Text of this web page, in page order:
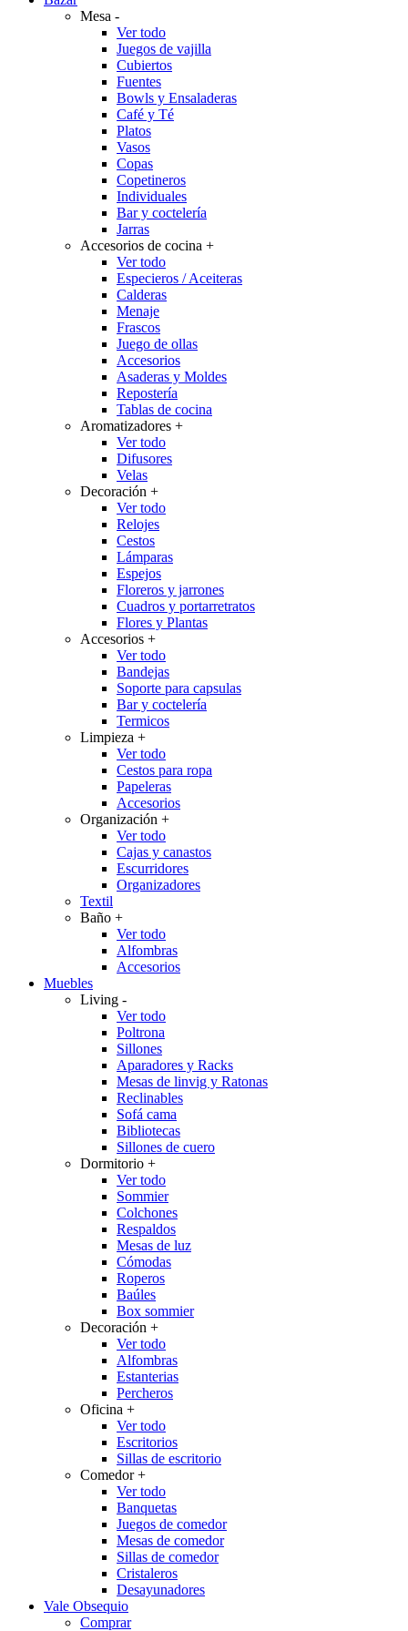
Mesa -
Ver todo
Juegos de vajilla
Cubiertos
Fuentes
Bowls y Ensaladeras
Café y Té
Platos
Vasos
Copas
Copetineros
Individuales
Bar y coctelería
Jarras
Accesorios de cocina +
Ver todo
Especieros / Aceiteras
Calderas
Menaje
Frascos
Juego de ollas
Accesorios
Asaderas y Moldes
Repostería
Tablas de cocina
Aromatizadores +
Ver todo
Difusores
Velas
Decoración +
Ver todo
Relojes
Cestos
Lámparas
Espejos
Floreros y jarrones
Cuadros y portarretratos
Flores y Plantas
Accesorios +
Ver todo
Bandejas
Soporte para capsulas
Bar y coctelería
Termicos
Limpieza +
Ver todo
Cestos para ropa
Papeleras
Accesorios
Organización +
Ver todo
Cajas y canastos
Escurridores
Organizadores
Textil
Baño +
Ver todo
Alfombras
Accesorios
Muebles
Living -
Ver todo
Poltrona
Sillones
Aparadores y Racks
Mesas de linvig y Ratonas
Reclinables
Sofá cama
Bibliotecas
Sillones de cuero
Dormitorio +
Ver todo
Sommier
Colchones
Respaldos
Mesas de luz
Cómodas
Roperos
Baúles
Box sommier
Decoración +
Ver todo
Alfombras
Estanterias
Percheros
Oficina +
Ver todo
Escritorios
Sillas de escritorio
Comedor+
Ver todo
Banquetas
Juegos de comedor
Mesas de comedor
Sillas de comedor
Cristaleros
Desayunadores
Vale Obsequio
Comprar